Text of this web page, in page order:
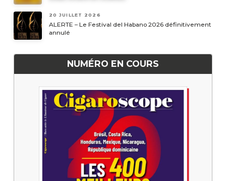
20 JUILLET 2026
ALERTE – Le Festival del Habano 2026 définitivement
annulé
NUMÉRO EN COURS